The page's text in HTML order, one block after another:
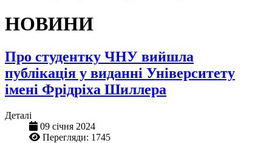
НОВИНИ
Про студентку ЧНУ вийшла
публікація у виданні Університету
імені Фрідріха Шиллера
Деталі
09 січня 2024
Перегляди: 1745